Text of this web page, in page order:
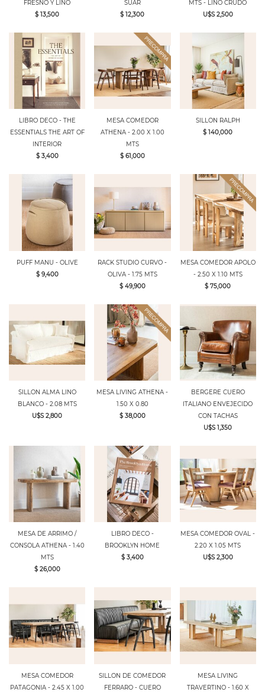
FRESNO Y LINO
$ 13,500
SUAR
$ 12,300
MTS - LINO CRUDO
U$S 2,500
LIBRO DECO - THE
ESSENTIALS THE ART OF
INTERIOR
$ 3,400
MESA COMEDOR
ATHENA - 2.00 X 1.00
MTS
$ 61,000
SILLON RALPH
$ 140,000
PUFF MANU - OLIVE
$ 9,400
RACK STUDIO CURVO -
OLIVA - 1.75 MTS
$ 49,900
MESA COMEDOR APOLO
- 2.50 X 1.10 MTS
$ 75,000
SILLON ALMA LINO
BLANCO - 2.08 MTS
U$S 2,800
MESA LIVING ATHENA -
1.50 X 0.80
$ 38,000
BERGERE CUERO
ITALIANO ENVEJECIDO
CON TACHAS
U$S 1,350
MESA DE ARRIMO /
CONSOLA ATHENA - 1.40
MTS
$ 26,000
LIBRO DECO -
BROOKLYN HOME
$ 3,400
MESA COMEDOR OVAL -
2.20 X 1.05 MTS
U$S 2,300
MESA COMEDOR
PATAGONIA - 2.45 X 1.00
SILLON DE COMEDOR
FERRARO - CUERO
MESA LIVING
TRAVERTINO - 1.60 X